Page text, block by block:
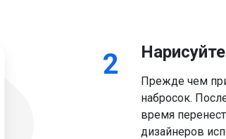
2
Прежде чем
набросок.
время
дизайнеров